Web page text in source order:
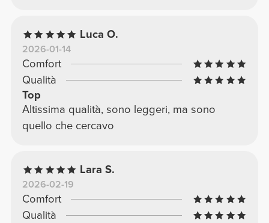
Luca O.
2026-01-14
Comfort
Qualità
Top
Altissima qualità, sono leggeri, ma sono
quello che cercavo
Lara S.
2026-02-19
Comfort
Qualità